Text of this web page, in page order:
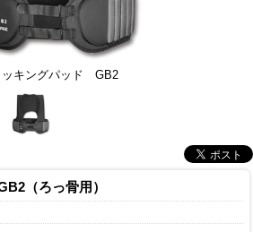
ッキングパッド GB2
（ろっ骨用）